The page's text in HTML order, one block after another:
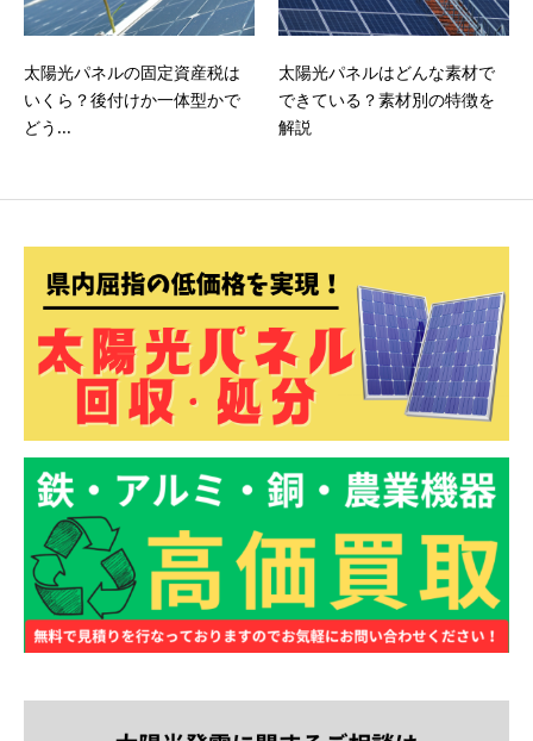
太陽光パネルの固定資産税は
いくら？後付けか一体型かで
どう...
太陽光パネルはどんな素材で
できている？素材別の特徴を
解説